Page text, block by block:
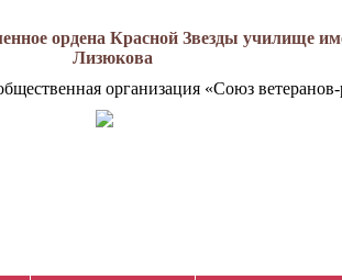
ордена Красной Звезды училище
Лизюкова
организация «Союз